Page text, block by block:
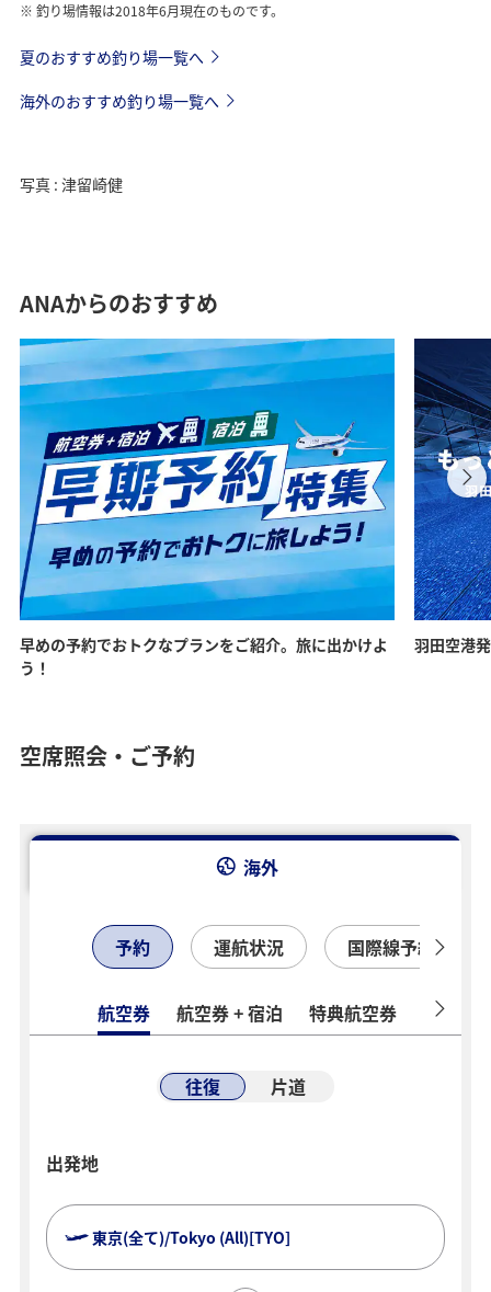
釣り場情報は2018年6月現在のものです。
夏のおすすめ釣り場一覧へ
海外のおすすめ釣り場一覧へ
写真 : 津留崎健
ANAからのおすすめ
早めの予約でおトクなプランをご紹介。旅に出かけよ
う！
羽田空港
空席照会・ご予約
海外
予約 運航状況 国際線予約確認
航空券 航空券 + 宿泊 特典航空券 ホテル
往復 片道
出発地
東京(全て)/Tokyo (All)[TYO]